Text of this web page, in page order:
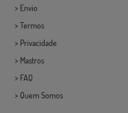
> Envio
> Termos
> Privacidade
> Mastros
> FAQ
> Quem Somos